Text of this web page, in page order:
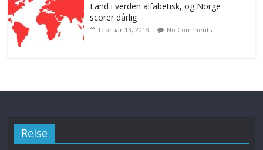
Land i verden alfabetisk, og Norge
scorer dårlig
februar 13, 2018 No Comments
Reise